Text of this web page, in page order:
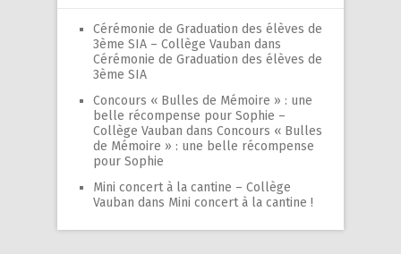
Cérémonie de Graduation des élèves de
3ème SIA – Collège Vauban dans
Cérémonie de Graduation des élèves de
3ème SIA
Concours « Bulles de Mémoire » : une
belle récompense pour Sophie –
Collège Vauban dans Concours « Bulles
de Mémoire » : une belle récompense
pour Sophie
Mini concert à la cantine – Collège
Vauban dans Mini concert à la cantine !